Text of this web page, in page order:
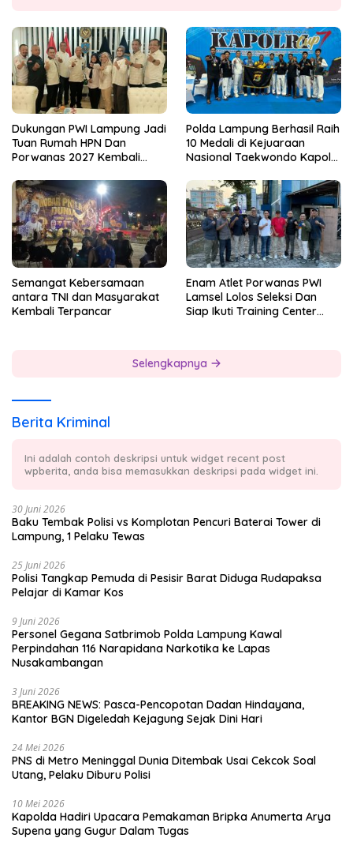
Dukungan PWI Lampung Jadi
Tuan Rumah HPN Dan
Porwanas 2027 Kembali
Pol.Rudi Setiawan
Polda Lampung Berhasil Raih
10 Medali di Kejuaraan
Nasional Taekwondo Kapolri
Semangat Kebersamaan
antara TNI dan Masyarakat
Kembali Terpancar
Enam Atlet Porwanas PWI
Lamsel Lolos Seleksi Dan
Siap Ikuti Training Center
Selengkapnya
Berita Kriminal
Ini adalah contoh deskripsi untuk widget recent post
wpberita, anda bisa memasukkan deskripsi pada widget ini.
30 Juni 2026
Baku Tembak Polisi vs Komplotan Pencuri Baterai Tower di
Lampung, 1 Pelaku Tewas
25 Juni 2026
Polisi Tangkap Pemuda di Pesisir Barat Diduga Rudapaksa
Pelajar di Kamar Kos
9 Juni 2026
Personel Gegana Satbrimob Polda Lampung Kawal
Perpindahan 116 Narapidana Narkotika ke Lapas
Nusakambangan
3 Juni 2026
BREAKING NEWS: Pasca-Pencopotan Dadan Hindayana,
Kantor BGN Digeledah Kejagung Sejak Dini Hari
24 Mei 2026
PNS di Metro Meninggal Dunia Ditembak Usai Cekcok Soal
Utang, Pelaku Diburu Polisi
10 Mei 2026
Kapolda Hadiri Upacara Pemakaman Bripka Anumerta Arya
Supena yang Gugur Dalam Tugas